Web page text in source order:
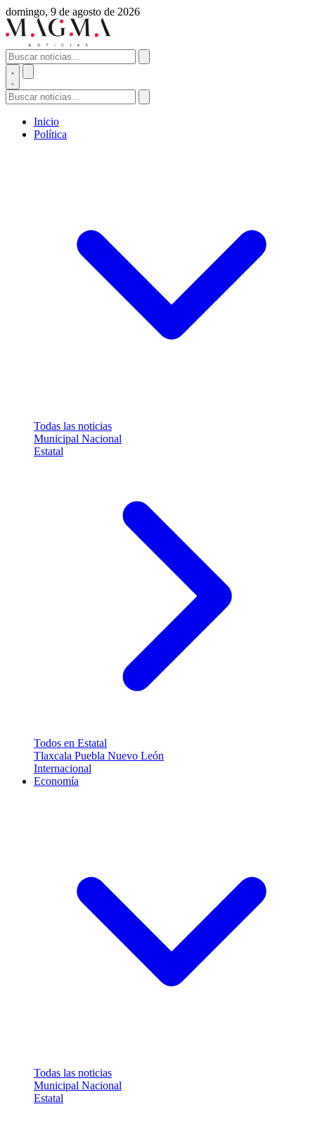
domingo, 9 de agosto de 2026
Inicio
Política
Todas las noticias
Municipal Nacional
Estatal
Todos en Estatal
Tlaxcala Puebla Nuevo León
Internacional
Economía
Todas las noticias
Municipal Nacional
Estatal